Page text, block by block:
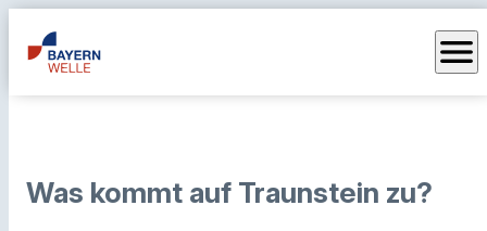
menu
Was kommt auf Traunstein zu?